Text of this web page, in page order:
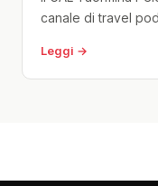
canale di travel
ionica e borghi dei
dei Congressi di
Leggi →